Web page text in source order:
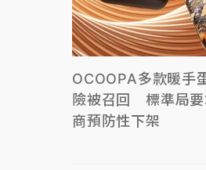
OCOOPA多款暖手
險被召回 標準局要
商預防性下架